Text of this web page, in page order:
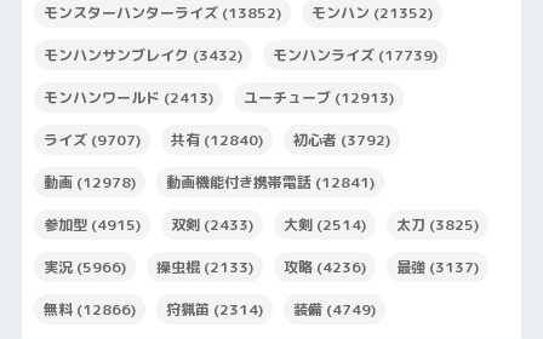
モンスターハンターライズ(13852) モンハン (21352)
モンハンサンブレイク (3432) モンハンライズ(17739)
モンハンワールド (2413) ユーチューブ(12913)
ライズ(9707) 共有(12840) 初心者 (3792)
動画(12978) 動画機能付き携帯電話(12841)
参加型(4915) 双剣(2433) 大剣(2514) 太刀 (3825)
実況(5966) 操虫棍(2133) 攻略(4236) 最強(3137)
無料(12866) 狩猟笛 (2314) 装備(4749)